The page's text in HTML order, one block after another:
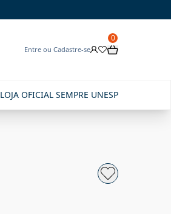
Entre ou Cadastre-se
0
LOJA OFICIAL SEMPRE UNESP